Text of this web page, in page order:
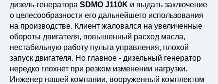
дизель-генератора SDMO J110K и выдать заключение
о целесообразности его дальнейшего использования
на производстве. Клиент жаловался на увеличенные
обороты двигателя, повышенный расход масла,
нестабильную работу пульта управления, плохой
запуск двигателя. Но главное - дизельный генератор
нередко глохнет при резком изменении нагрузки.
Инженер нашей компании, вооруженный комплектом